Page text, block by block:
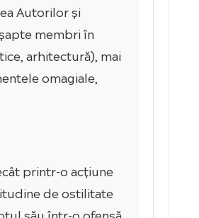
Autorilor și
membri în
arhitectură), mai
omagiale,
printr-o acțiune
de ostilitate
său într-o ofensă